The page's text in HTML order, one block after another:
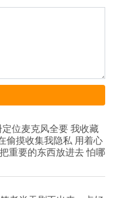
位麦克风全要 我收藏
偷摸收集我隐私 用着心
重要的东西放进去 怕哪